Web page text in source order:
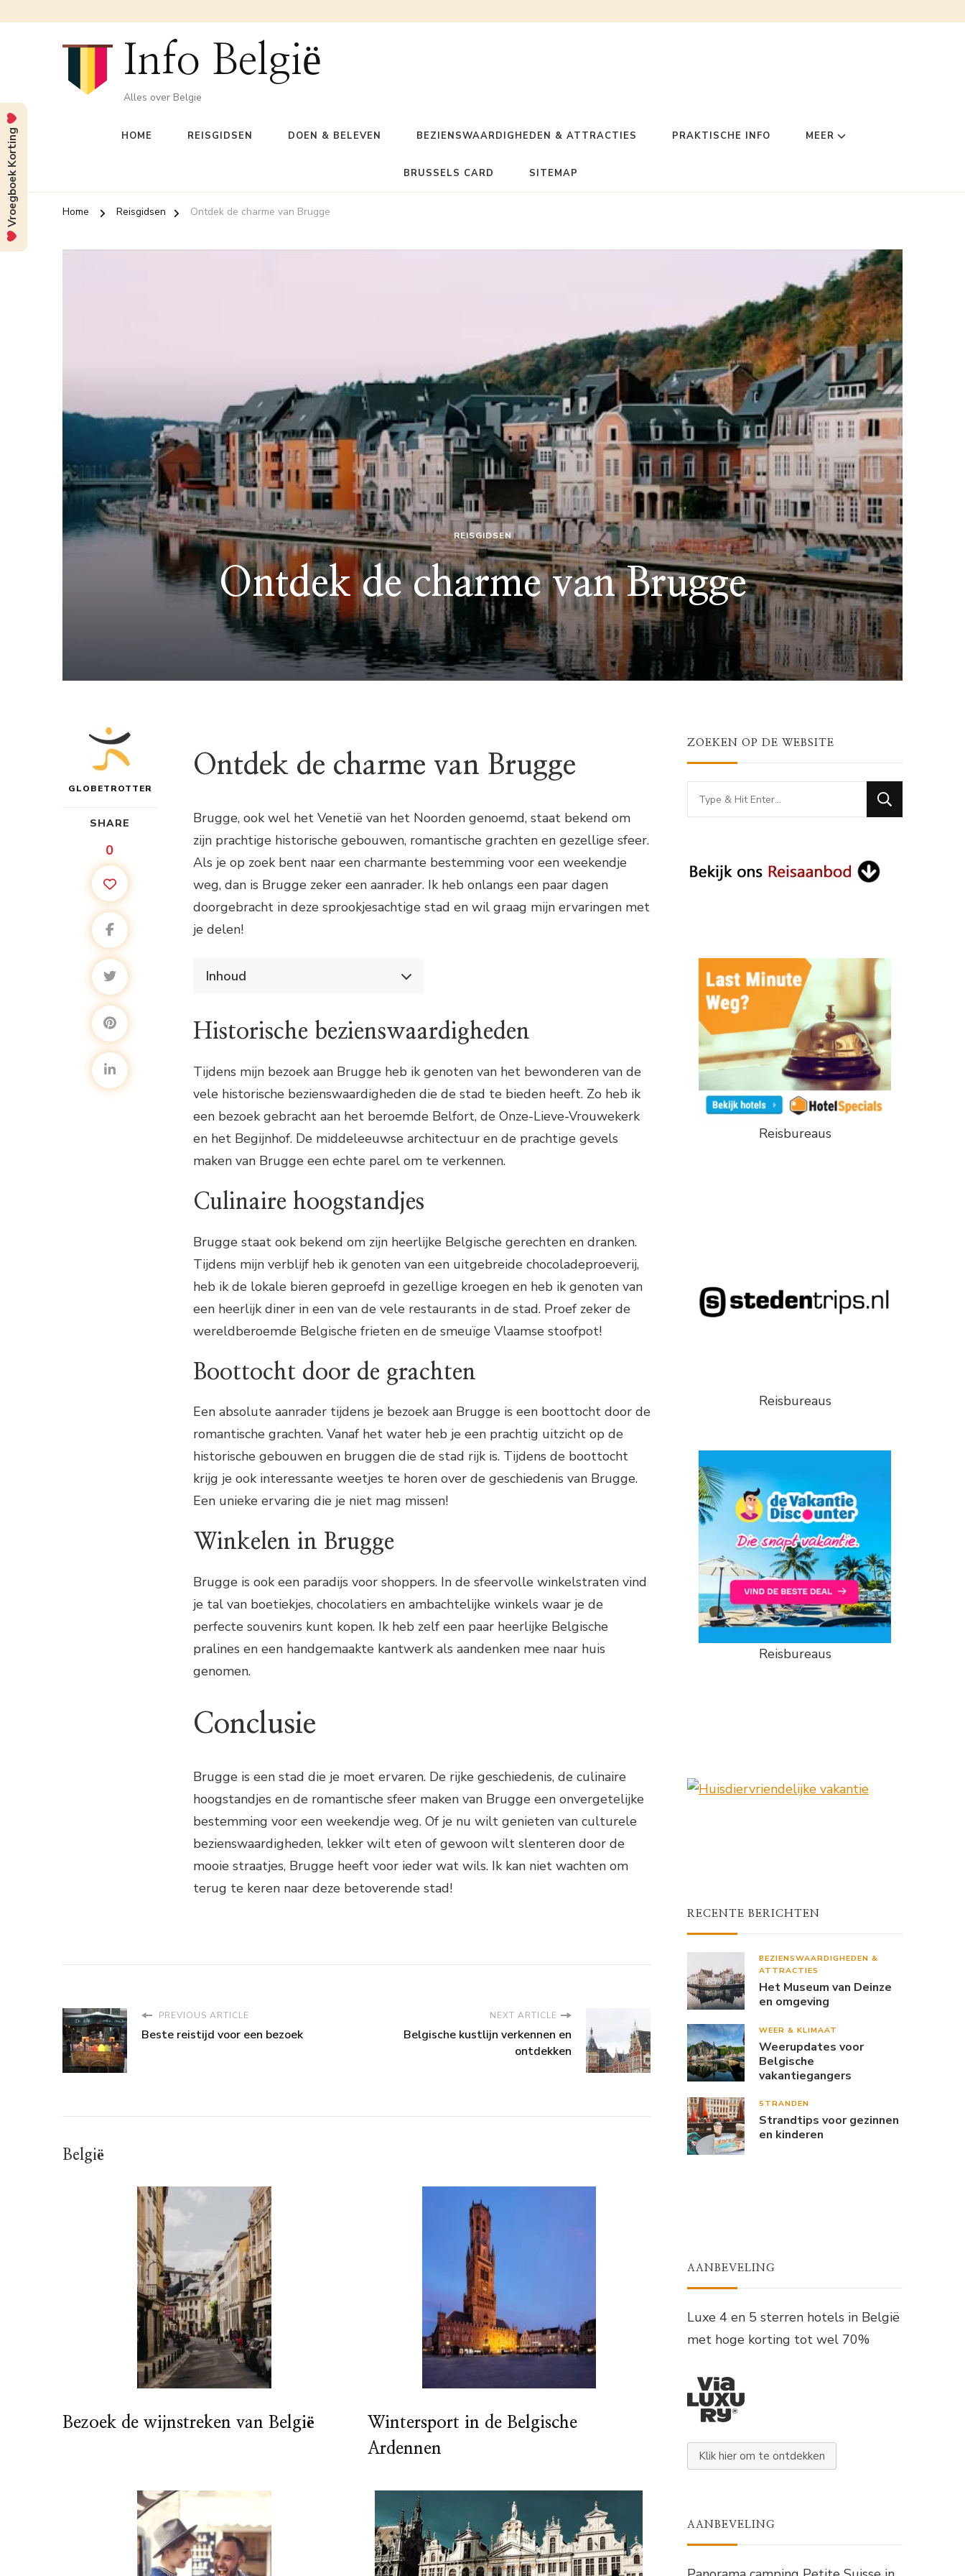
Info België
Alles over Belgie
HOME REISGIDSEN DOEN & BELEVEN BEZIENSWAARDIGHEDEN & ATTRACTIES PRAKTISCHE INFO MEER
BRUSSELS CARD SITEMAP
Home Reisgidsen Ontdek de charme van Brugge
REISGIDSEN
Ontdek de charme van Brugge
GLOBETROTTER
SHARE
0
Ontdek de charme van Brugge
Brugge, ook wel het Venetië van het Noorden genoemd, staat bekend om
zijn prachtige historische gebouwen, romantische grachten en gezellige sfeer.
Als je op zoek bent naar een charmante bestemming voor een weekendje
weg, dan is Brugge zeker een aanrader. Ik heb onlangs een paar dagen
doorgebracht in deze sprookjesachtige stad en wil graag mijn ervaringen met
je delen!
Inhoud
Historische bezienswaardigheden
Culinaire hoogstandjes
Winkelen in Brugge
Historische bezienswaardigheden
Tijdens mijn bezoek aan Brugge heb ik genoten van het bewonderen van de
vele historische bezienswaardigheden die de stad te bieden heeft. Zo heb ik
een bezoek gebracht aan het beroemde Belfort, de Onze-Lieve-Vrouwekerk
en het Begijnhof. De middeleeuwse architectuur en de prachtige gevels
maken van Brugge een echte parel om te verkennen.
Culinaire hoogstandjes
Brugge staat ook bekend om zijn heerlijke Belgische gerechten en dranken.
Tijdens mijn verblijf heb ik genoten van een uitgebreide chocoladeproeverij,
heb ik de lokale bieren geproefd in gezellige kroegen en heb ik genoten van
een heerlijk diner in een van de vele restaurants in de stad. Proef zeker de
wereldberoemde Belgische frieten en de smeuïge Vlaamse stoofpot!
Boottocht door de grachten
Een absolute aanrader tijdens je bezoek aan Brugge is een boottocht door de
romantische grachten. Vanaf het water heb je een prachtig uitzicht op de
historische gebouwen en bruggen die de stad rijk is. Tijdens de boottocht
krijg je ook interessante weetjes te horen over de geschiedenis van Brugge.
Een unieke ervaring die je niet mag missen!
Winkelen in Brugge
Brugge is ook een paradijs voor shoppers. In de sfeervolle winkelstraten vind
je tal van boetiekjes, chocolatiers en ambachtelijke winkels waar je de
perfecte souvenirs kunt kopen. Ik heb zelf een paar heerlijke Belgische
pralines en een handgemaakte kantwerk als aandenken mee naar huis
genomen.
Conclusie
Brugge is een stad die je moet ervaren. De rijke geschiedenis, de culinaire
hoogstandjes en de romantische sfeer maken van Brugge een onvergetelijke
bestemming voor een weekendje weg. Of je nu wilt genieten van culturele
bezienswaardigheden, lekker wilt eten of gewoon wilt slenteren door de
mooie straatjes, Brugge heeft voor ieder wat wils. Ik kan niet wachten om
terug te keren naar deze betoverende stad!
PREVIOUS ARTICLE
Beste reistijd voor een bezoek
NEXT ARTICLE
Belgische kustlijn verkennen en
ontdekken
België
Bezoek de wijnstreken van België
Wintersport in de Belgische
Ardennen
ZOEKEN OP DE WEBSITE
Looking
for
Reisbureaus
Reisbureaus
Reisbureaus
RECENTE BERICHTEN
BEZIENSWAARDIGHEDEN &
ATTRACTIES
Het Museum van Deinze
en omgeving
WEER & KLIMAAT
Weerupdates voor
Belgische
vakantiegangers
STRANDEN
Strandtips voor gezinnen
en kinderen
AANBEVELING
Luxe 4 en 5 sterren hotels in België
met hoge korting tot wel 70%
Klik hier om te ontdekken
AANBEVELING
Vroegboek Korting